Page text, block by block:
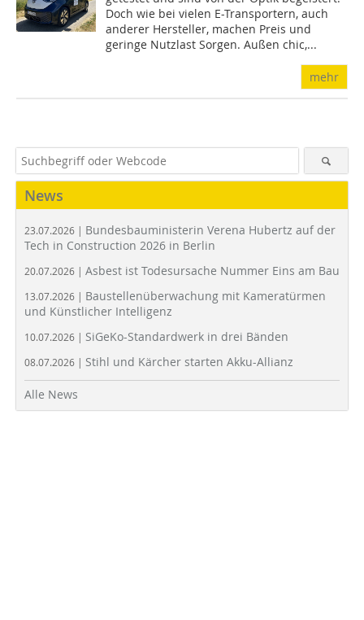
Doch wie bei vielen E-Transportern, auch
anderer Hersteller, machen Preis und
geringe Nutzlast Sorgen. Außen chic,...
mehr
News
23.07.2026 | Bundesbauministerin Verena Hubertz auf der
Tech in Construction 2026 in Berlin
20.07.2026 | Asbest ist Todesursache Nummer Eins am Bau
13.07.2026 | Baustellenüberwachung mit Kameratürmen
und Künstlicher Intelligenz
10.07.2026 | SiGeKo-Standardwerk in drei Bänden
08.07.2026 | Stihl und Kärcher starten Akku-Allianz
Alle News